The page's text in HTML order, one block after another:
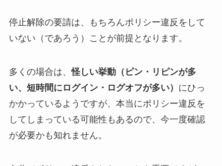
停止解除の要請は、もちろんポリシー違反をして
いない（であろう）ことが前提となります。
多くの場合は、怪しい挙動（ピン・リピンが多
い、短時間にログイン・ログオフが多い） にひっ
かかっているようですが、本当にポリシー違反を
してしまっている可能性もあるので、今一度確認
が必要かも知れません。